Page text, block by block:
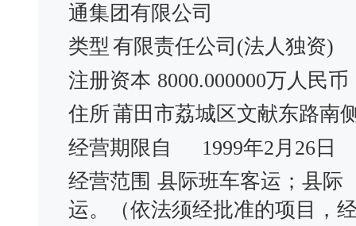
通集团有限公司
类型 有限责任公司(法人独资)
注册资本 8000.000000万人民币
住所莆田市荔城区文献东路南
经营期限自
1999年2月26日
经营范围 县际班车客运；县际
运。（依法须经批准的项目，